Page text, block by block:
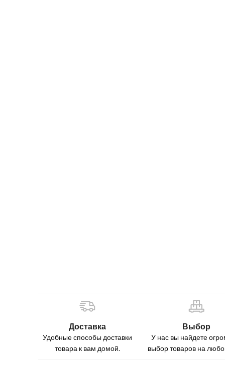
Доставка
Удобные способы доставки
товара к вам домой.
Выбор
У нас вы найдете
выбор товаров на